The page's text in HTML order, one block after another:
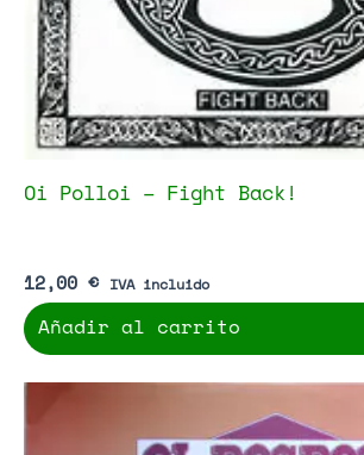
Oi Polloi – Fight Back!
12,00 € IVA incluido
Añadir al carrito